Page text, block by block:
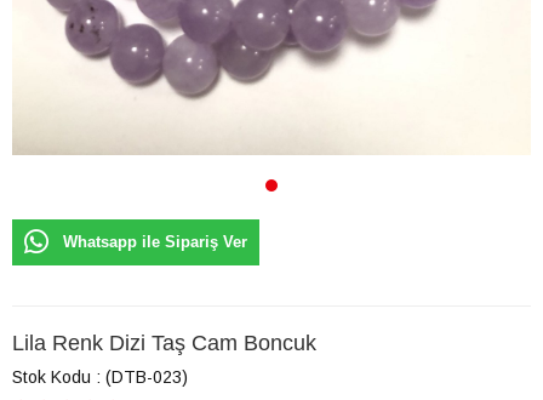
Whatsapp ile Sipariş Ver
Lila Renk Dizi Taş Cam Boncuk
Stok Kodu (DTB-023)